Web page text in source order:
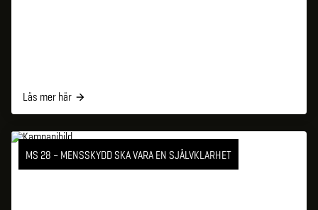
Läs mer här
MS 28 – MENSSKYDD SKA VARA EN SJÄLVKLARHET